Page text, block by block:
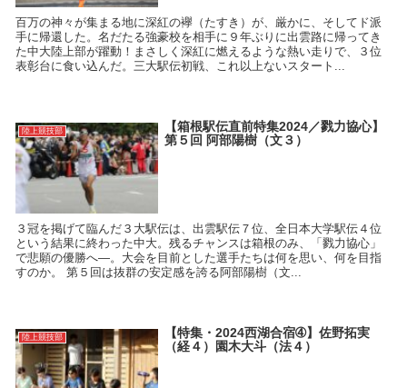
百万の神々が集まる地に深紅の襷（たすき）が、厳かに、そしてド派
手に帰還した。名だたる強豪校を相手に９年ぶりに出雲路に帰ってき
た中大陸上部が躍動！まさしく深紅に燃えるような熱い走りで、３位
表彰台に食い込んだ。三大駅伝初戦、これ以上ないスタート...
陸上競技部
【箱根駅伝直前特集2024／戮力協心】
第５回 阿部陽樹（文３）
３冠を掲げて臨んだ３大駅伝は、出雲駅伝７位、全日本大学駅伝４位
という結果に終わった中大。残るチャンスは箱根のみ、「戮力協心」
で悲願の優勝へ―。大会を目前とした選手たちは何を思い、何を目指
すのか。 第５回は抜群の安定感を誇る阿部陽樹（文...
陸上競技部
【特集・2024西湖合宿➃】佐野拓実
（経４）園木大斗（法４）